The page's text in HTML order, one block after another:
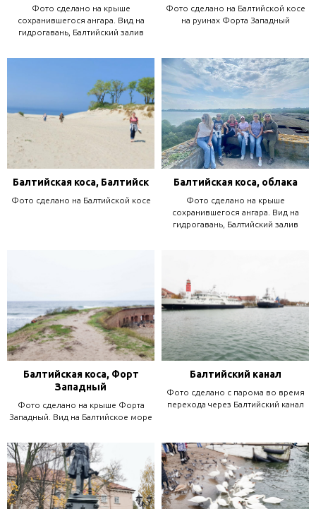
Фото сделано на крыше
сохранившегося ангара. Вид на
гидрогавань, Балтийский залив
Фото сделано на Балтийской косе
на руинах Форта Западный
Балтийская коса, Балтийск
Фото сделано на Балтийской косе
Балтийская коса, облака
Фото сделано на крыше
сохранившегося ангара. Вид на
гидрогавань, Балтийский залив
Балтийская коса, Форт
Западный
Фото сделано на крыше Форта
Западный. Вид на Балтийское море
Балтийский канал
Фото сделано с парома во время
перехода через Балтийский канал